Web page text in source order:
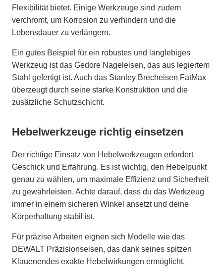
Flexibilität bietet. Einige Werkzeuge sind zudem
verchromt, um Korrosion zu verhindern und die
Lebensdauer zu verlängern.
Ein gutes Beispiel für ein robustes und langlebiges
Werkzeug ist das Gedore Nageleisen, das aus legiertem
Stahl gefertigt ist. Auch das Stanley Brecheisen FatMax
überzeugt durch seine starke Konstruktion und die
zusätzliche Schutzschicht.
Hebelwerkzeuge richtig einsetzen
Der richtige Einsatz von Hebelwerkzeugen erfordert
Geschick und Erfahrung. Es ist wichtig, den Hebelpunkt
genau zu wählen, um maximale Effizienz und Sicherheit
zu gewährleisten. Achte darauf, dass du das Werkzeug
immer in einem sicheren Winkel ansetzt und deine
Körperhaltung stabil ist.
Für präzise Arbeiten eignen sich Modelle wie das
DEWALT Präzisionseisen, das dank seines spitzen
Klauenendes exakte Hebelwirkungen ermöglicht.